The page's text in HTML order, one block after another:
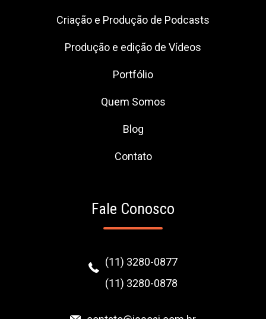
Criação e Produção de Podcasts
Produção e edição de Vídeos
Portfólio
Quem Somos
Blog
Contato
Fale Conosco
(11) 3280-0877
(11) 3280-0878